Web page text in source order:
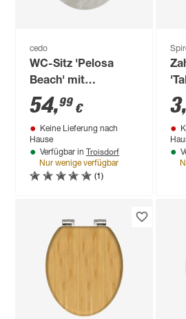
cedo
WC-Sitz 'Pelosa
Beach' mit
Absenkautomatik
Duroplast
54,99 €
Keine Lieferung nach
Hause
Verfügbar in Troisdorf
Nur wenige verfügbar
(1)
3